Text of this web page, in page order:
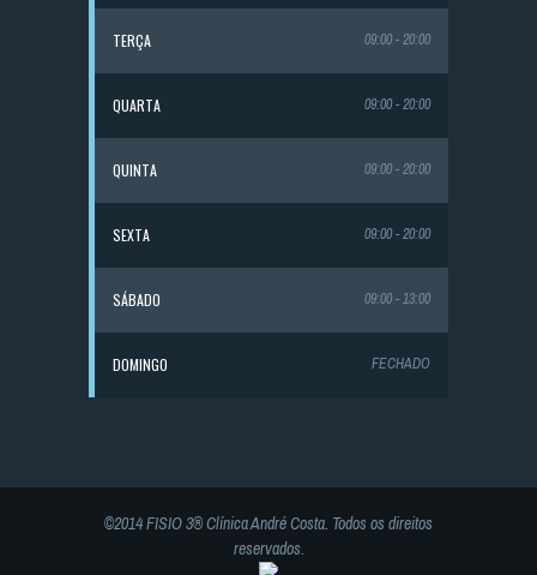
TERÇA 09:00 - 20:00
QUARTA 09:00 - 20:00
QUINTA 09:00 - 20:00
SEXTA 09:00 - 20:00
SÁBADO 09:00 - 13:00
DOMINGO FECHADO
©2014 FISIO 3® Clínica André Costa. Todos os direitos
reservados.